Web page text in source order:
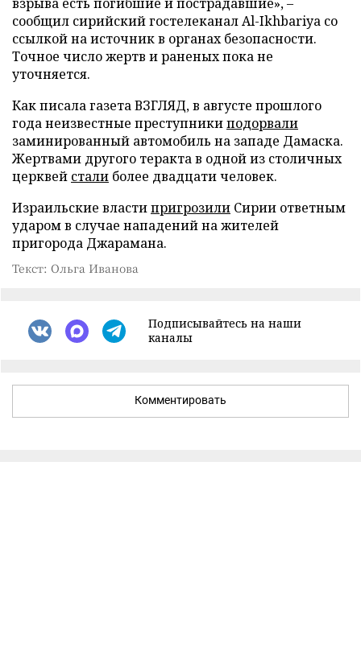
сообщил сирийский гостелеканал Al-Ikhbariya со
ссылкой на источник в органах безопасности.
Точное число жертв и раненых пока не
уточняется.
Как писала газета ВЗГЛЯД, в августе прошлого
года неизвестные преступникиподорвали
заминированный автомобиль на западе Дамаска.
Жертвами другого теракта в одной из столичных
церквей стали более двадцати человек.
Израильские властипригрозили Сирии ответным
ударом в случае нападений на жителей
пригорода Джарамана.
Текст: Ольга Иванова
Подписывайтесь на наши
каналы
Комментировать